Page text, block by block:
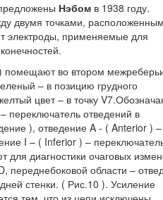
Нэбом в 1938 году.
двумя точками,
электроды, применяемые для
помещают во втором
– в позицию грудного
цвет – в точку
переключатель отведений в
), отведение A - ( Anterior ) –
I – ( Inferior ) –
для диагностики очаговых
переднебоковой области –
стенки. ( Рис.10 ). Усиление